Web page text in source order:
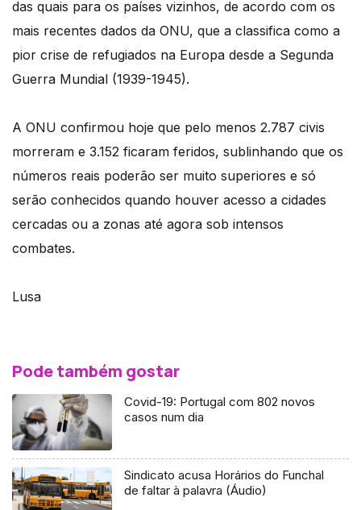
das quais para os países vizinhos, de acordo com os
mais recentes dados da ONU, que a classifica como a
pior crise de refugiados na Europa desde a Segunda
Guerra Mundial (1939-1945).
A ONU confirmou hoje que pelo menos 2.787 civis
morreram e 3.152 ficaram feridos, sublinhando que os
números reais poderão ser muito superiores e só
serão conhecidos quando houver acesso a cidades
cercadas ou a zonas até agora sob intensos
combates.
Lusa
Pode também gostar
Covid-19: Portugal com 802 novos
casos num dia
Sindicato acusa Horários do Funchal
de faltar à palavra (Áudio)